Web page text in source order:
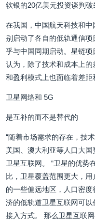
软银的20亿美元投资谈判
在我国，中国航天科技和
别启动了各自的低轨通信项
乎与中国同期启动。星链
认为，除了技术和成本上
和盈利模式上也面临着差距
卫星网络和 5G
是互补的而不是替代的
“随着市场需求的存在，技
美国、澳大利亚等人口大
卫星互联网。 “卫星的优势
比，卫星覆盖范围更大，
的一些偏远地区，人口密
济的低轨道卫星互联网可
接入方式。 那么卫星互联